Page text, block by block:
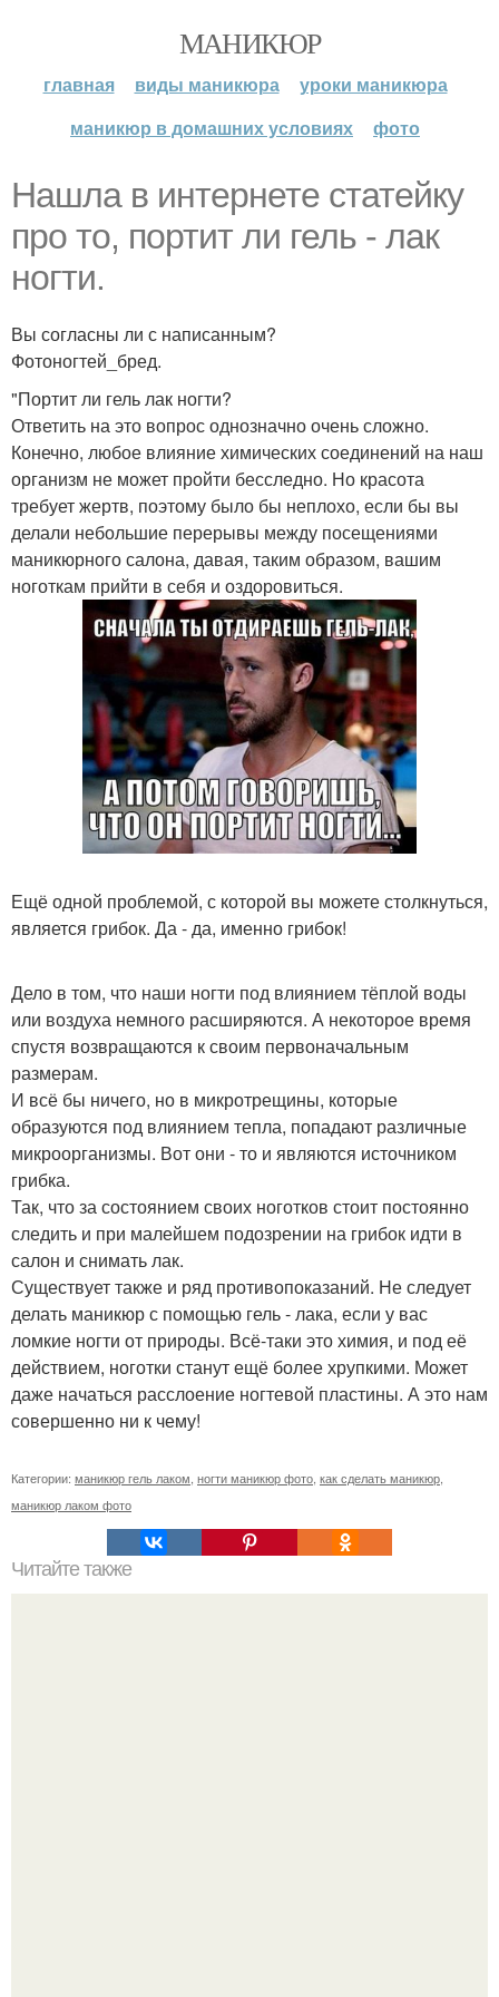
МАНИКЮР
главная виды маникюра
уроки маникюра
маникюр в домашних условиях
фото
Нашла в интернете статейку
про то, портит ли гель - лак
ногти.
Вы согласны ли с написанным?
Фотоногтей_бред.
"Портит ли гель лак ногти?
Ответить на это вопрос однозначно очень сложно.
Конечно, любое влияние химических соединений на наш
организм не может пройти бесследно. Но красота
требует жертв, поэтому было бы неплохо, если бы вы
делали небольшие перерывы между посещениями
маникюрного салона, давая, таким образом, вашим
ноготкам прийти в себя и оздоровиться.
Ещё одной проблемой, с которой вы можете столкнуться,
является грибок. Да - да, именно грибок!
Дело в том, что наши ногти под влиянием тёплой воды
или воздуха немного расширяются. А некоторое время
спустя возвращаются к своим первоначальным
размерам.
И всё бы ничего, но в микротрещины, которые
образуются под влиянием тепла, попадают различные
микроорганизмы. Вот они - то и являются источником
грибка.
Так, что за состоянием своих ноготков стоит постоянно
следить и при малейшем подозрении на грибок идти в
салон и снимать лак.
Существует также и ряд противопоказаний. Не следует
делать маникюр с помощью гель - лака, если у вас
ломкие ногти от природы. Всё-таки это химия, и под её
действием, ноготки станут ещё более хрупкими. Может
даже начаться расслоение ногтевой пластины. А это нам
совершенно ни к чему!
Категории: маникюр гель лаком ногти маникюр фото как сделать маникюр
маникюр лаком фото
Читайте также